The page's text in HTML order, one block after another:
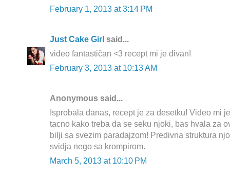
February 1, 2013 at 3:14 PM
Just Cake Girl said...
video fantastičan <3 recept mi je divan!
February 3, 2013 at 10:13 AM
Anonymous said...
Isprobala danas, recept je za desetku! Video mi
tacno kako treba da se seku njoki, bas hvala za
bilji sa svezim paradajzom! Predivna struktura
svidja nego sa krompirom.
March 5, 2013 at 10:10 PM